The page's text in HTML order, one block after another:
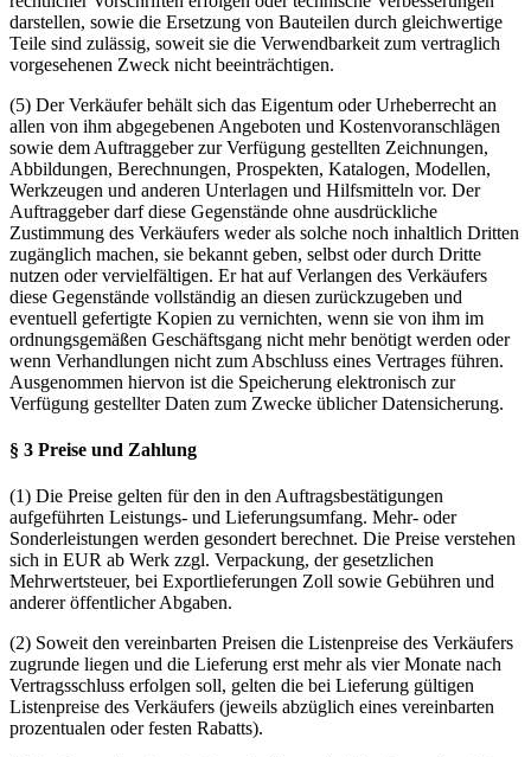
darstellen, sowie die Ersetzung von Bauteilen durch gleichwertige
Teile sind zulässig, soweit sie die Verwendbarkeit zum vertraglich
vorgesehenen Zweck nicht beeinträchtigen.
(5) Der Verkäufer behält sich das Eigentum oder Urheberrecht an
allen von ihm abgegebenen Angeboten und Kostenvoranschlägen
sowie dem Auftraggeber zur Verfügung gestellten Zeichnungen,
Abbildungen, Berechnungen, Prospekten, Katalogen, Modellen,
Werkzeugen und anderen Unterlagen und Hilfsmitteln vor. Der
Auftraggeber darf diese Gegenstände ohne ausdrückliche
Zustimmung des Verkäufers weder als solche noch inhaltlich Dritten
zugänglich machen, sie bekannt geben, selbst oder durch Dritte
nutzen oder vervielfältigen. Er hat auf Verlangen des Verkäufers
diese Gegenstände vollständig an diesen zurückzugeben und
eventuell gefertigte Kopien zu vernichten, wenn sie von ihm im
ordnungsgemäßen Geschäftsgang nicht mehr benötigt werden oder
wenn Verhandlungen nicht zum Abschluss eines Vertrages führen.
Ausgenommen hiervon ist die Speicherung elektronisch zur
Verfügung gestellter Daten zum Zwecke üblicher Datensicherung.
§ 3 Preise und Zahlung
(1) Die Preise gelten für den in den Auftragsbestätigungen
aufgeführten Leistungs- und Lieferungsumfang. Mehr- oder
Sonderleistungen werden gesondert berechnet. Die Preise verstehen
sich in EUR ab Werk zzgl. Verpackung, der gesetzlichen
Mehrwertsteuer, bei Exportlieferungen Zoll sowie Gebühren und
anderer öffentlicher Abgaben.
(2) Soweit den vereinbarten Preisen die Listenpreise des Verkäufers
zugrunde liegen und die Lieferung erst mehr als vier Monate nach
Vertragsschluss erfolgen soll, gelten die bei Lieferung gültigen
Listenpreise des Verkäufers (jeweils abzüglich eines vereinbarten
prozentualen oder festen Rabatts).